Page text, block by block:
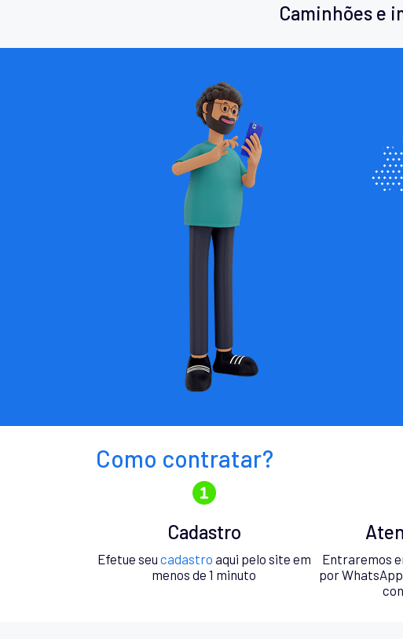
Caminhões e
Como contratar?
Cadastro
Efetue seu cadastro aqui pelo site em
menos de 1 minuto
Entraremos
por